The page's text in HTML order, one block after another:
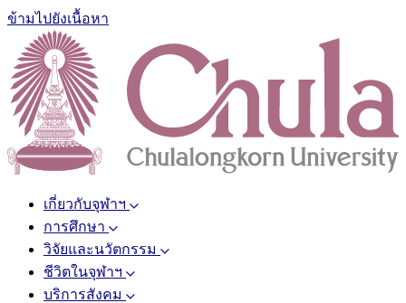
ข้ามไปยังเนื้อหา
เกี่ยวกับจุฬาฯ
การศึกษา
วิจัยและนวัตกรรม
ชีวิตในจุฬาฯ
บริการสังคม